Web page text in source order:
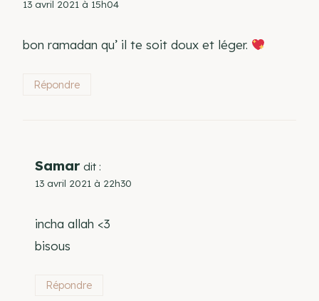
13 avril 2021 à 15h04
bon ramadan qu’ il te soit doux et léger.
Répondre
Samar dit :
13 avril 2021 à 22h30
incha allah <3
bisous
Répondre